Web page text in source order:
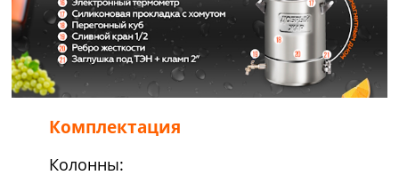
Комплектация
Колонны: